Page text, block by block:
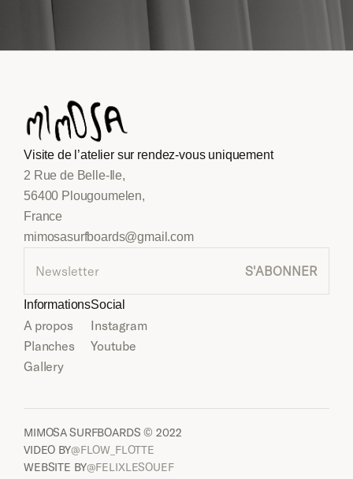
Visite de l’atelier sur rendez-vous uniquement
2 Rue de Belle-Ile,
56400 Plougoumelen,
France
mimosasurfboards@gmail.com
Informations
A propos
Planches
Gallery
Social
Instagram
Youtube
MIMOSA SURFBOARDS © 2022
VIDEO BY@FLOW_FLOTTE
WEBSITE BY@FELIXLESOUEF